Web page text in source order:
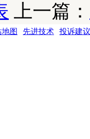
上一篇：
地图 先进技术
投诉建议